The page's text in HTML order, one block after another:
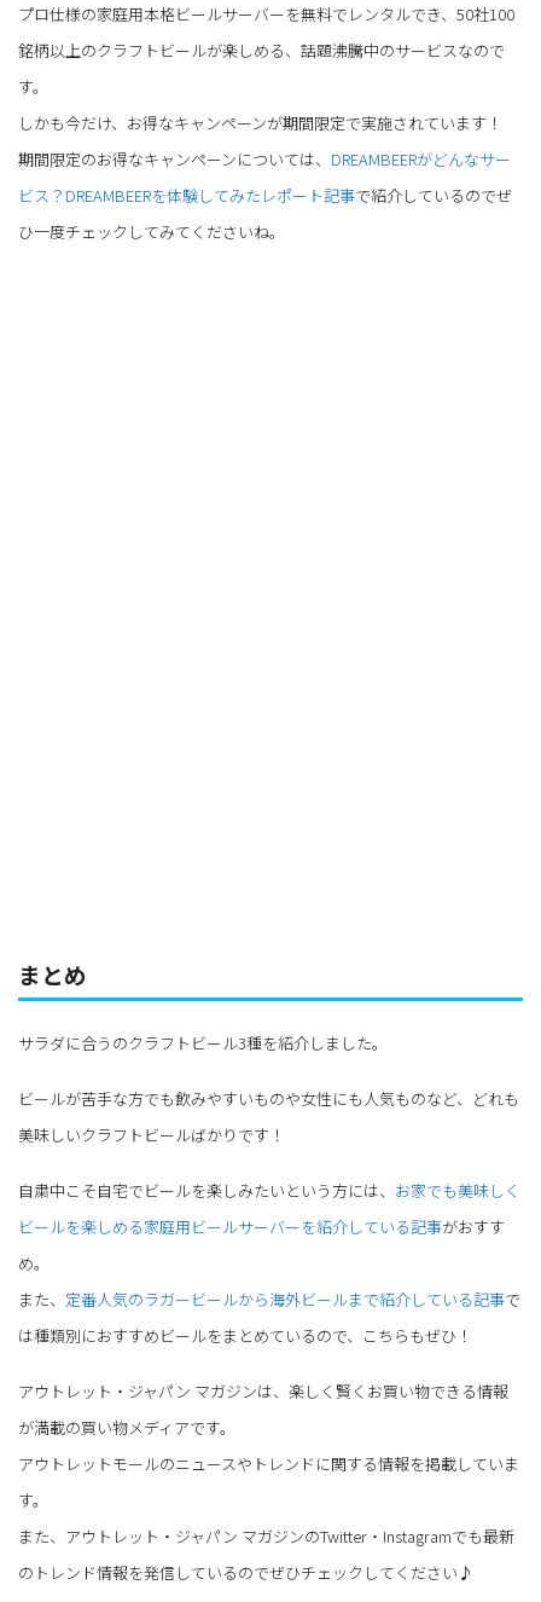
プロ仕様の家庭用本格ビールサーバーを無料でレンタルでき、50社100
銘柄以上のクラフトビールが楽しめる、話題沸騰中のサービスなので
す。
しかも今だけ、お得なキャンペーンが期間限定で実施されています！
期間限定のお得なキャンペーンについては、 DREAMBEERがどんなサー
ビス？DREAMBEERを体験してみたレポート記事で紹介しているのでぜ
ひ一度チェックしてみてくださいね。
まとめ
サラダに合うのクラフトビール3種を紹介しました。
ビールが苦手な方でも飲みやすいものや女性にも人気ものなど、どれも
美味しいクラフトビールばかりです！
自粛中こそ自宅でビールを楽しみたいという方には、 お家でも美味しく
ビールを楽しめる家庭用ビールサーバーを紹介している記事がおすす
め。
また、 定番人気のラガービールから海外ビールまで紹介している記事で
は種類別におすすめビールをまとめているので、こちらもぜひ！
アウトレット・ジャパン マガジンは、楽しく賢くお買い物できる情報
が満載の買い物メディアです。
アウトレットモールのニュースやトレンドに関する情報を掲載していま
す。
また、アウトレット・ジャパン マガジンのTwitter・Instagramでも最新
のトレンド情報を発信しているのでぜひチェックしてください♪